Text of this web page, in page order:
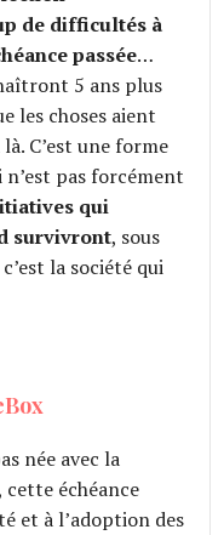
de difficultés à
passée…
5 ans plus
les choses aient
C’est une forme
pas forcément
qui
survivront, sous
la société qui
née avec la
échéance
et à l’adoption des